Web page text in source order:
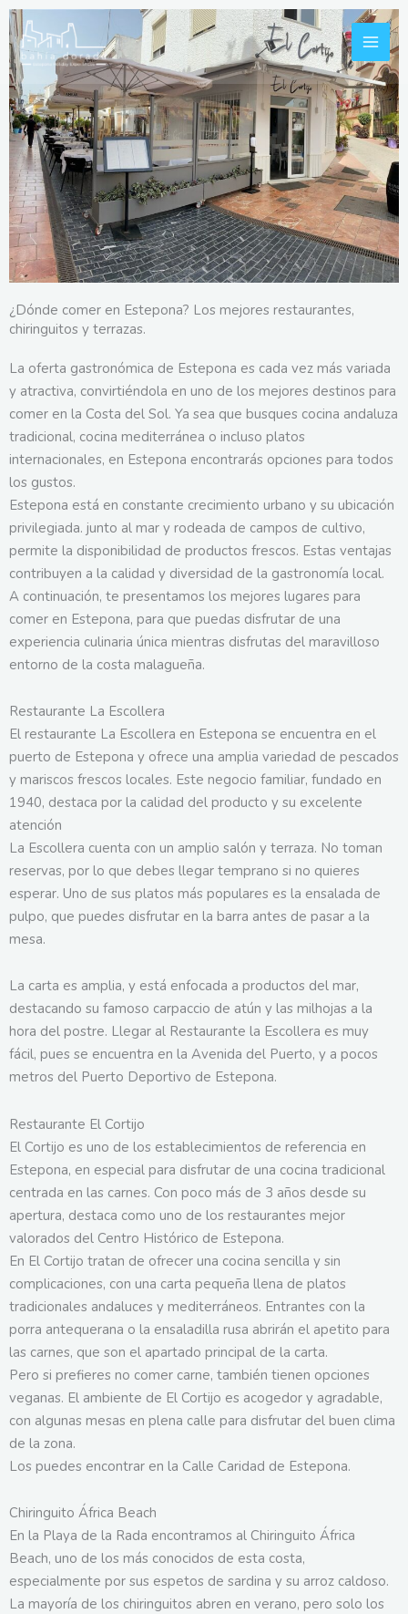
al
contenido
¿Dónde comer en Estepona? Los mejores restaurantes,
chiringuitos y terrazas.
La oferta gastronómica de Estepona es cada vez más variada
y atractiva, convirtiéndola en uno de los mejores destinos para
comer en la Costa del Sol. Ya sea que busques cocina andaluza
tradicional, cocina mediterránea o incluso platos
internacionales, en Estepona encontrarás opciones para todos
los gustos.
Estepona está en constante crecimiento urbano y su ubicación
privilegiada. junto al mar y rodeada de campos de cultivo,
permite la disponibilidad de productos frescos. Estas ventajas
contribuyen a la calidad y diversidad de la gastronomía local.
A continuación, te presentamos los mejores lugares para
comer en Estepona, para que puedas disfrutar de una
experiencia culinaria única mientras disfrutas del maravilloso
entorno de la costa malagueña.
Restaurante La Escollera
El restaurante La Escollera en Estepona se encuentra en el
puerto de Estepona y ofrece una amplia variedad de pescados
y mariscos frescos locales. Este negocio familiar, fundado en
1940, destaca por la calidad del producto y su excelente
atención
La Escollera cuenta con un amplio salón y terraza. No toman
reservas, por lo que debes llegar temprano si no quieres
esperar. Uno de sus platos más populares es la ensalada de
pulpo, que puedes disfrutar en la barra antes de pasar a la
mesa.
La carta es amplia, y está enfocada a productos del mar,
destacando su famoso carpaccio de atún y las milhojas a la
hora del postre. Llegar al Restaurante la Escollera es muy
fácil, pues se encuentra en la Avenida del Puerto, y a pocos
metros del Puerto Deportivo de Estepona.
Restaurante El Cortijo
El Cortijo es uno de los establecimientos de referencia en
Estepona, en especial para disfrutar de una cocina tradicional
centrada en las carnes. Con poco más de 3 años desde su
apertura, destaca como uno de los restaurantes mejor
valorados del Centro Histórico de Estepona.
En El Cortijo tratan de ofrecer una cocina sencilla y sin
complicaciones, con una carta pequeña llena de platos
tradicionales andaluces y mediterráneos. Entrantes con la
porra antequerana o la ensaladilla rusa abrirán el apetito para
las carnes, que son el apartado principal de la carta.
Pero si prefieres no comer carne, también tienen opciones
veganas. El ambiente de El Cortijo es acogedor y agradable,
con algunas mesas en plena calle para disfrutar del buen clima
de la zona.
Los puedes encontrar en la Calle Caridad de Estepona.
Chiringuito África Beach
En la Playa de la Rada encontramos al Chiringuito África
Beach, uno de los más conocidos de esta costa,
especialmente por sus espetos de sardina y su arroz caldoso.
La mayoría de los chiringuitos abren en verano, pero solo los